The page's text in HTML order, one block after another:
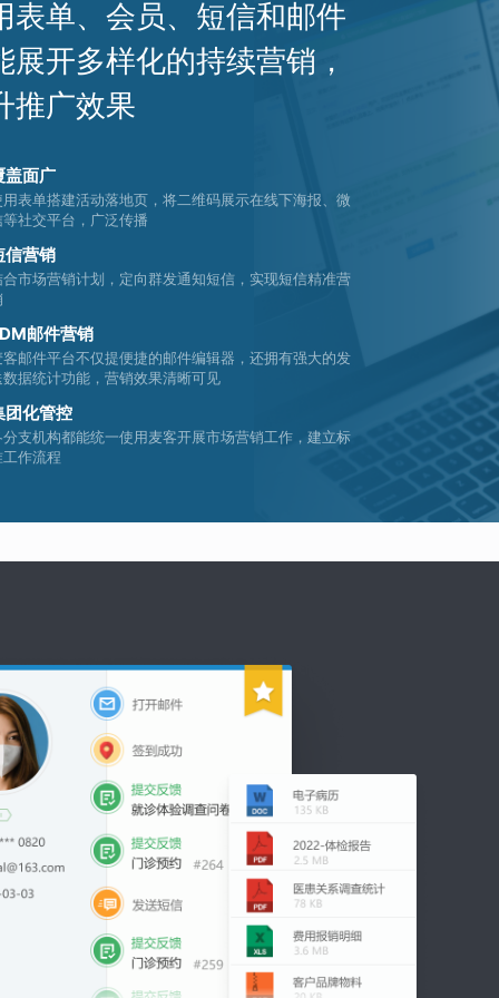
表单、会员、短信和邮件
展开多样化的持续营销，
推广效果
盖面广
用表单搭建活动落地页，将二维码展示在线下海报、微
等社交平台，广泛传播
信营销
合市场营销计划，定向群发通知短信，实现短信精准营
邮件营销
客邮件平台不仅提便捷的邮件编辑器，还拥有强大的发
数据统计功能，营销效果清晰可见
团化管控
分支机构都能统一使用麦客开展市场营销工作，建立标
工作流程